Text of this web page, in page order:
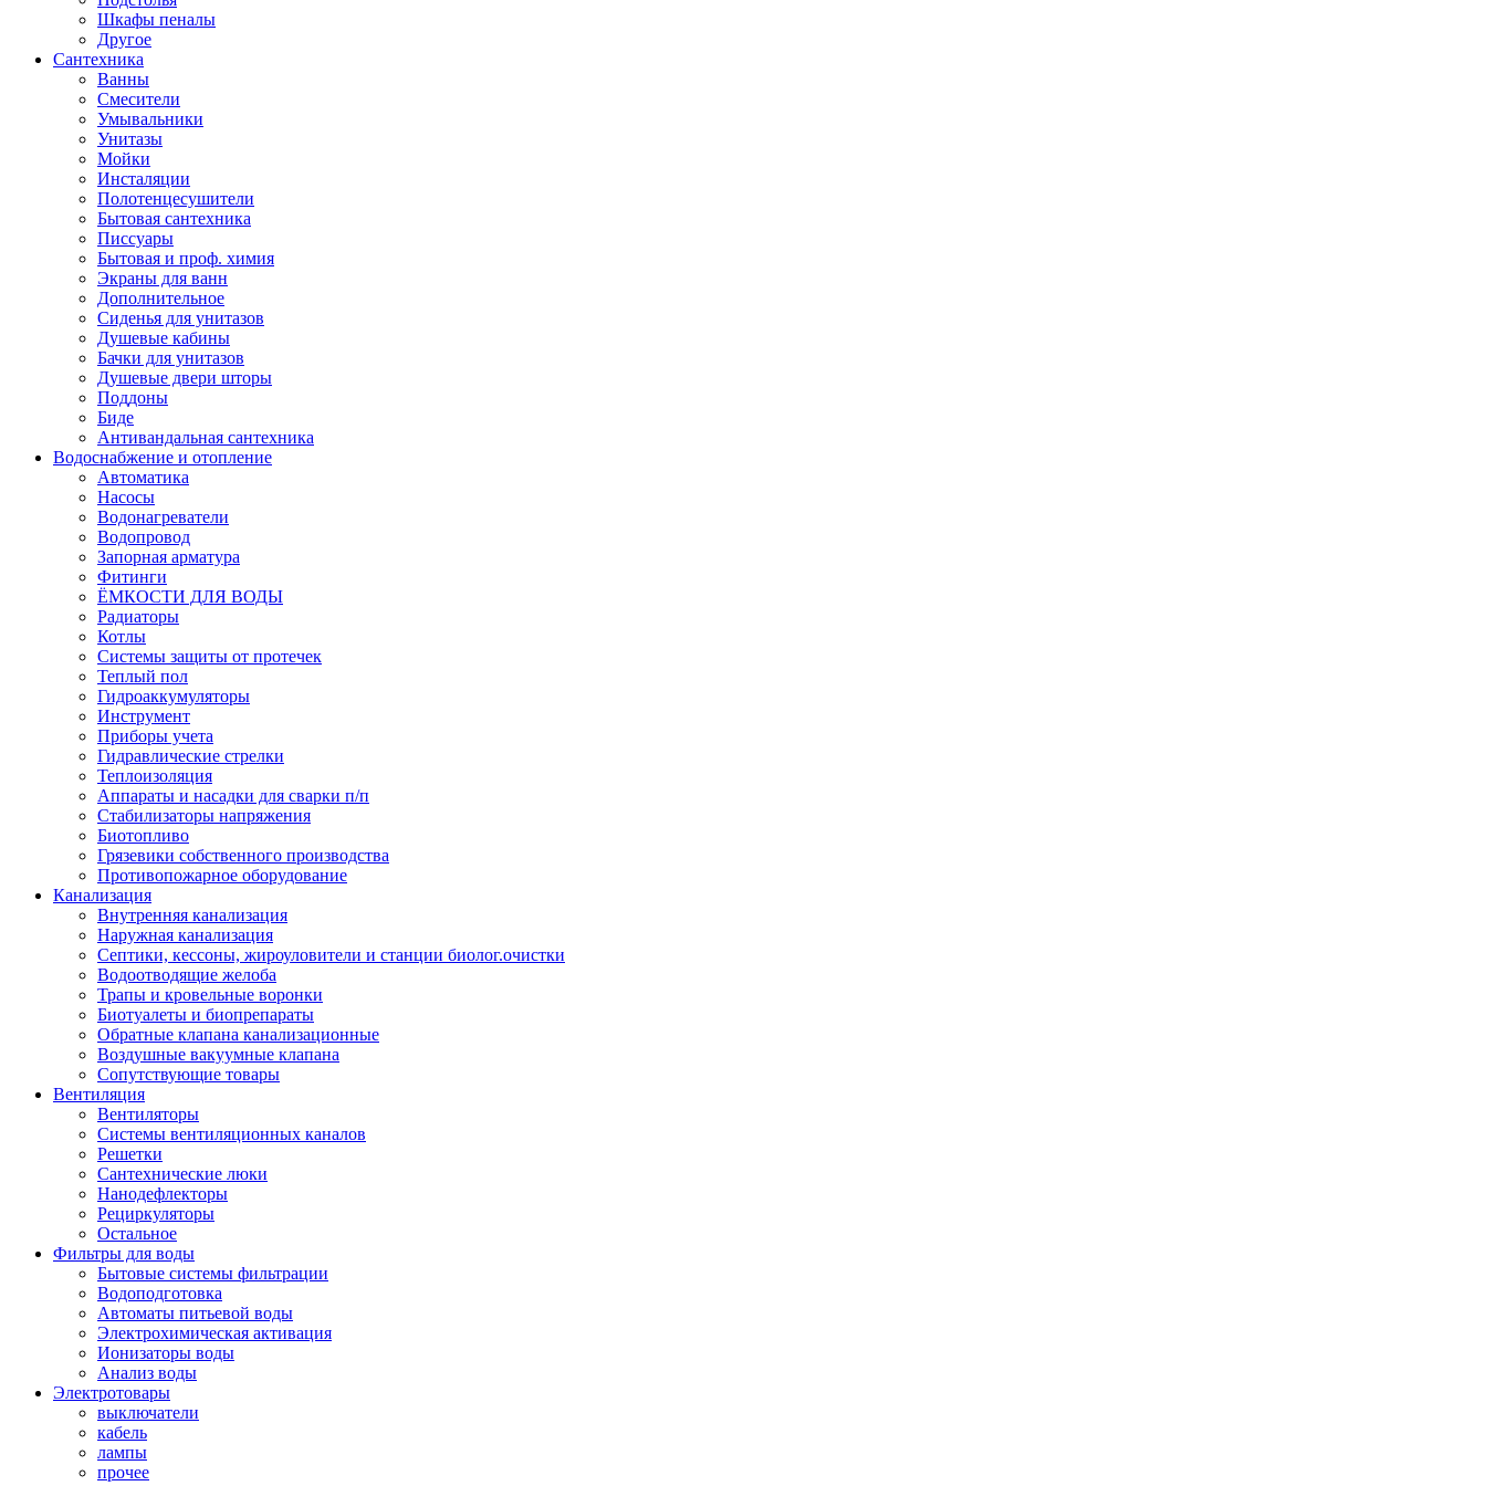
Шкафы пеналы
Другое
Сантехника
Ванны
Смесители
Умывальники
Унитазы
Мойки
Инсталяции
Полотенцесушители
Бытовая сантехника
Писсуары
Бытовая и проф. химия
Экраны для ванн
Дополнительное
Сиденья для унитазов
Душевые кабины
Бачки для унитазов
Душевые двери шторы
Поддоны
Биде
Антивандальная сантехника
Водоснабжение и отопление
Автоматика
Насосы
Водонагреватели
Водопровод
Запорная арматура
Фитинги
ЁМКОСТИ ДЛЯ ВОДЫ
Радиаторы
Котлы
Системы защиты от протечек
Теплый пол
Гидроаккумуляторы
Инструмент
Приборы учета
Гидравлические стрелки
Теплоизоляция
Аппараты и насадки для сварки п/п
Стабилизаторы напряжения
Биотопливо
Грязевики собственного производства
Противопожарное оборудование
Канализация
Внутренняя канализация
Наружная канализация
Септики, кессоны, жироуловители и станции биолог.очистки
Водоотводящие желоба
Трапы и кровельные воронки
Биотуалеты и биопрепараты
Обратные клапана канализационные
Воздушные вакуумные клапана
Сопутствующие товары
Вентиляция
Вентиляторы
Системы вентиляционных каналов
Решетки
Сантехнические люки
Нанодефлекторы
Рециркуляторы
Остальное
Фильтры для воды
Бытовые системы фильтрации
Водоподготовка
Автоматы питьевой воды
Электрохимическая активация
Ионизаторы воды
Анализ воды
Электротовары
выключатели
кабель
лампы
прочее